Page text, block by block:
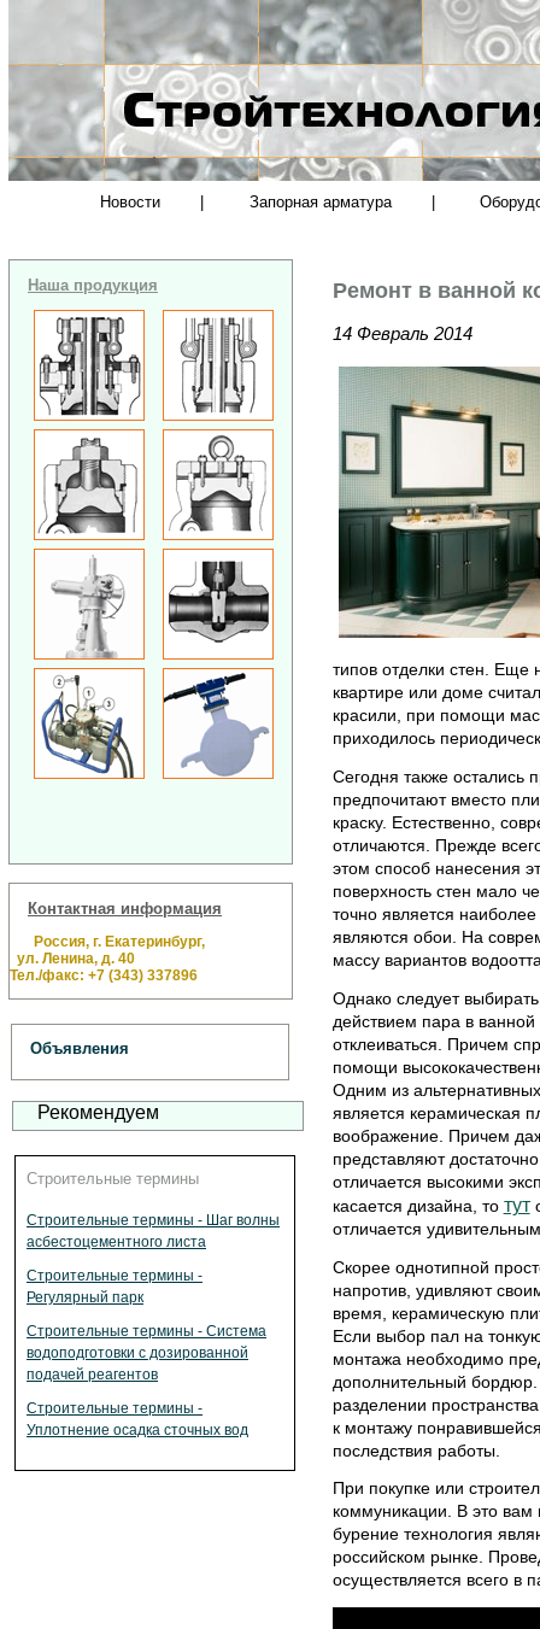
Новости Запорная арматура
Наша продукция
Контактная информация
Россия, г. Екатеринбург,
ул. Ленина, д. 40
Тел./факс: +7 (343) 337896
Объявления
Рекомендуем
Строительные термины
Строительные термины - Шаг волны
асбестоцементного листа
Строительные термины -
Регулярный парк
Строительные термины - Система
водоподготовки с дозированной
подачей реагентов
Строительные термины -
Уплотнение осадка сточных вод
Ремонт в ванной
14 Февраль 2014
типов отделки стен. Еще
квартире или доме
красили, при помощи
приходилось
Сегодня также остались
предпочитают вместо
краску. Естественно,
отличаются. Прежде
этом способ нанесения
поверхность стен мало
точно является
являются обои. На
массу вариантов
Однако следует
действием пара в
отклеиваться. Причем
помощи
Одним из
является керамическая
воображение. Причем
представляют
отличается высокими
касается дизайна, то тут
отличается
Скорее однотипной
напротив, удивляют
время, керамическую
Если выбор пал на
монтажа необходимо
дополнительный бордюр.
разделении
к монтажу
последствия работы.
При покупке или
коммуникации. В это вам
бурение технология
российском рынке.
осуществляется всего в